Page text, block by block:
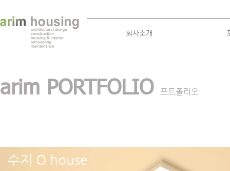
회사소개
arim PORTFOLIO 포트폴리오
수지 O house